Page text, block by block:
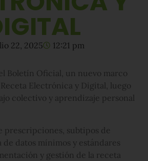
22, 2025 12:21 pm
Boletín Oficial, un nuevo marco
Electrónica y Digital, luego
colectivo y aprendizaje personal
prescripciones, subtipos de
datos mínimos y estándares
y gestión de la receta